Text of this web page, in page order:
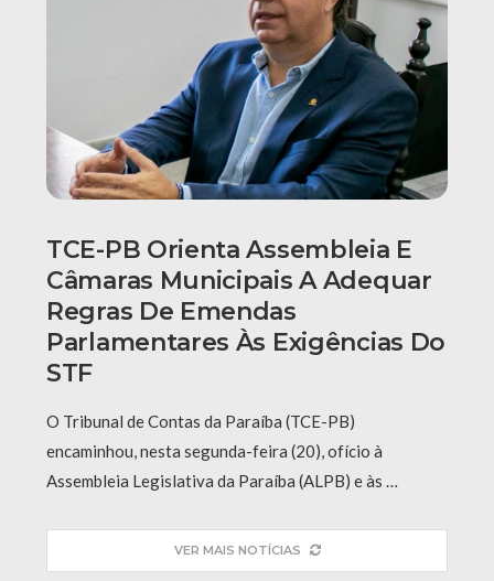
TCE-PB Orienta Assembleia E
Câmaras Municipais A Adequar
Regras De Emendas
Parlamentares Às Exigências Do
STF
O Tribunal de Contas da Paraíba (TCE-PB)
encaminhou, nesta segunda-feira (20), ofício à
Assembleia Legislativa da Paraíba (ALPB) e às …
VER MAIS NOTÍCIAS